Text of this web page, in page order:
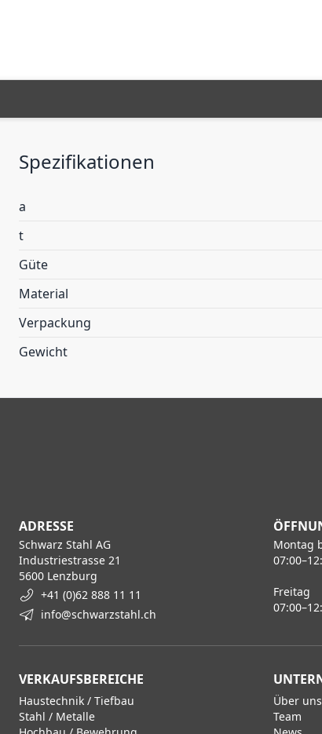
Spezifikationen
a
t
Güte
Material
Verpackung
Gewicht
ADRESSE
Schwarz Stahl AG
Industriestrasse 21
5600 Lenzburg
+41 (0)62 888 11 11
info@schwarzstahl.ch
Montag
Freitag
VERKAUFSBEREICHE
Haustechnik / Tiefbau
Stahl / Metalle
Über uns
Team